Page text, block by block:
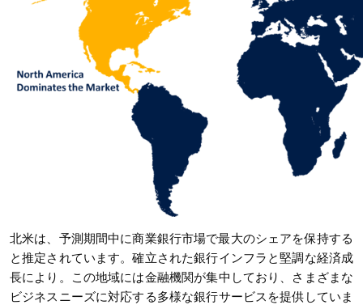
北米は、予測期間中に商業銀行市場で最大のシェアを保持する
と推定されています。確立された銀行インフラと堅調な経済成
長により。この地域には金融機関が集中しており、さまざまな
ビジネスニーズに対応する多様な銀行サービスを提供していま